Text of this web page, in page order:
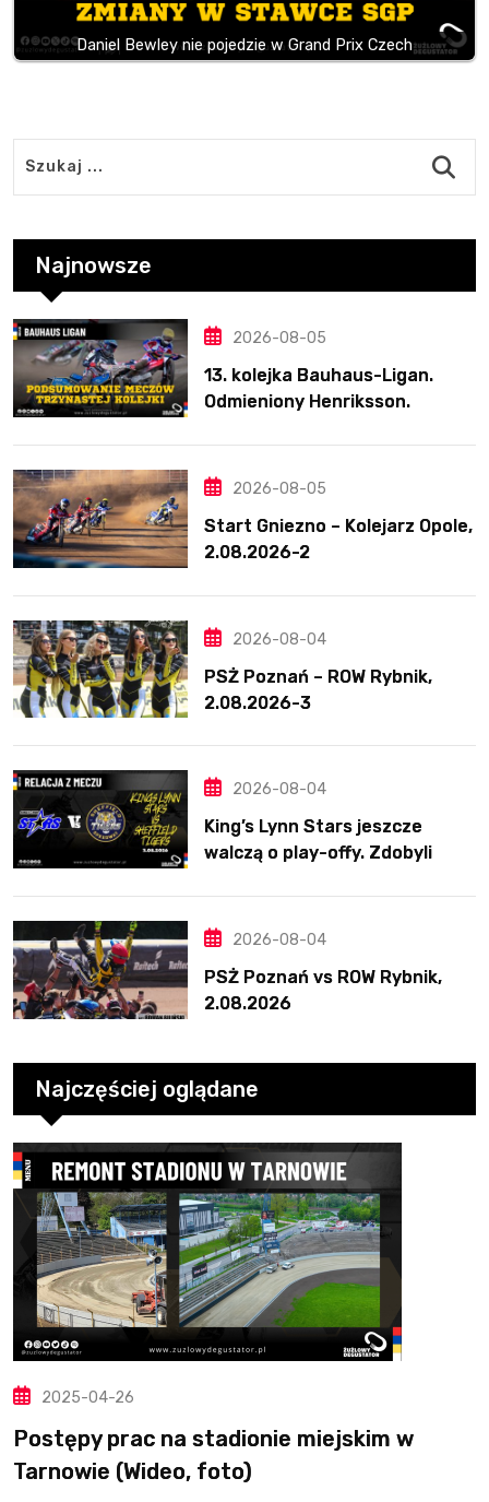
Daniel Bewley nie pojedzie w Grand Prix Czech
Najnowsze
2026-08-05
13. kolejka Bauhaus-Ligan.
Odmieniony Henriksson.
2026-08-05
Start Gniezno – Kolejarz Opole,
2.08.2026-2
2026-08-04
PSŻ Poznań – ROW Rybnik,
2.08.2026-3
2026-08-04
King’s Lynn Stars jeszcze
walczą o play-offy. Zdobyli
2026-08-04
PSŻ Poznań vs ROW Rybnik,
2.08.2026
Najczęściej oglądane
2025-04-26
Postępy prac na stadionie miejskim w
Tarnowie (Wideo, foto)